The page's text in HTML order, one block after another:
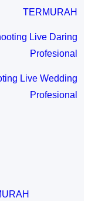
TERMURAH
Live Daring
Profesional
Live Wedding
Profesional